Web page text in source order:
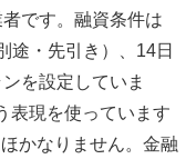
です。融資条件は
途・先引き）、14日
を設定していま
表現を使っています
かなりません。金融